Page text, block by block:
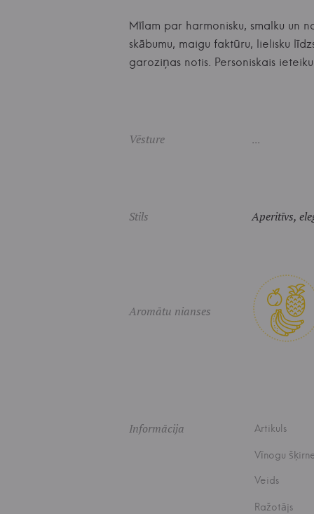
Mīlam par harmonisku, smalku un
skābumu, maigu faktūru, lielisku
garoziņas notis. Personiskais
Vēsture ...
Stils Aperitīvs,
Aromātu nianses
Informācija Artikuls
Vīnogu
Veids
Ražotājs